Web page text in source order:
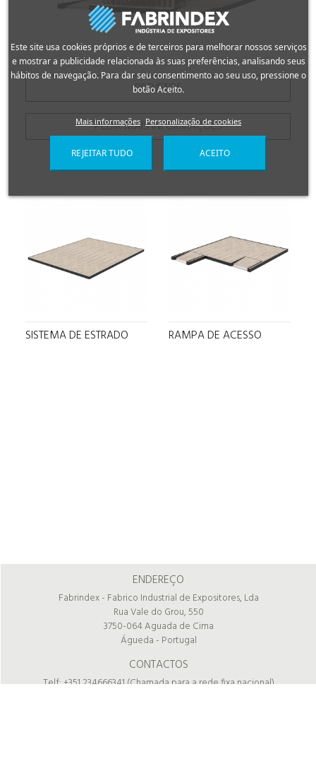
PROJETOS
PEDIR MAIS INFORMAÇÕES
SISTEMA DE ESTRADO RAMPA DE ACESSO
ENDEREÇO
Fabrindex - Fabrico Industrial de Expositores, Lda
Rua Vale do Grou, 550
3750-064 Aguada de Cima
Águeda - Portugal
CONTACTOS
Telf: +351 234666341 (Chamada para a rede fixa nacional)
Este site usa cookies próprios e de terceiros para melhorar nossos serviços
e mostrar a publicidade relacionada às suas preferências, analisando seus
hábitos de navegação. Para dar seu consentimento ao seu uso, pressione o
botão Aceito.
Mais informações Personalização de cookies
REJEITAR TUDO ACEITO